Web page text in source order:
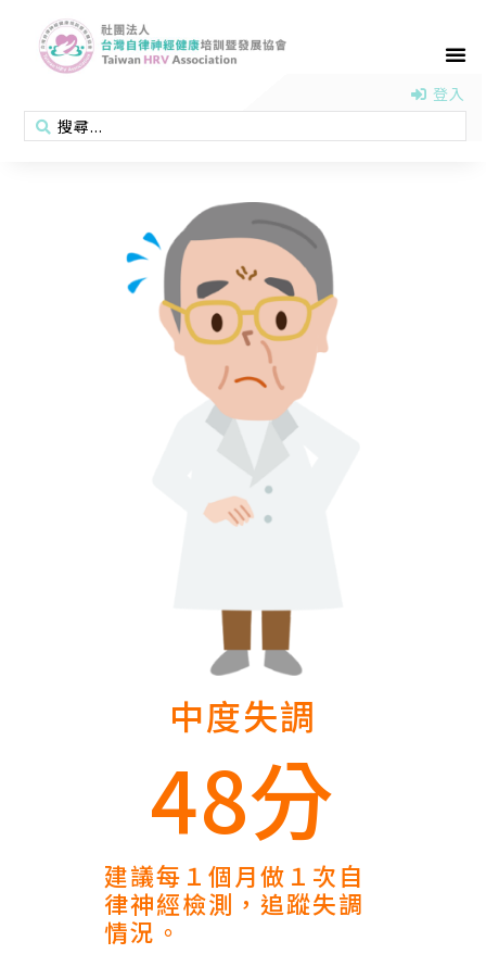
登入
中度失調
48分
建議每１個月做１次自
律神經檢測，追蹤失調
情況。